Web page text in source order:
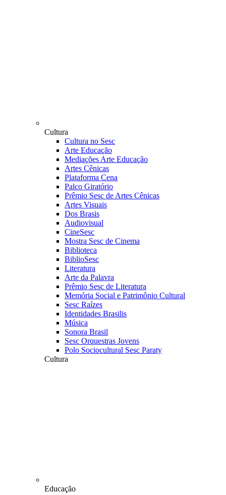
Cultura
Cultura no Sesc
Arte Educação
Mediações Arte Educação
Artes Cênicas
Plataforma Cena
Palco Giratório
Prêmio Sesc de Artes Cênicas
Artes Visuais
Dos Brasis
Audiovisual
CineSesc
Mostra Sesc de Cinema
Biblioteca
BiblioSesc
Literatura
Arte da Palavra
Prêmio Sesc de Literatura
Memória Social e Patrimônio Cultural
Sesc Raízes
Identidades Brasilis
Música
Sonora Brasil
Sesc Orquestras Jovens
Polo Sociocultural Sesc Paraty
Cultura
Educação